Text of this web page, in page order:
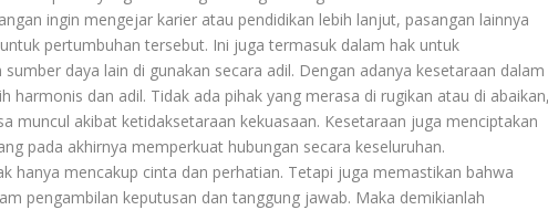
ingin mengejar karier atau pendidikan lebih lanjut, pasangan lainnya
pertumbuhan tersebut. Ini juga termasuk dalam hak untuk
daya lain di gunakan secara adil. Dengan adanya kesetaraan dalam
harmonis dan adil. Tidak ada pihak yang merasa di rugikan atau di
muncul akibat ketidaksetaraan kekuasaan. Kesetaraan juga menciptakan
pada akhirnya memperkuat hubungan secara keseluruhan.
hanya mencakup cinta dan perhatian. Tetapi juga memastikan bahwa
pengambilan keputusan dan tanggung jawab. Maka demikianlah